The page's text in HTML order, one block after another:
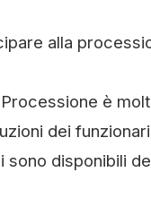
alla
è
dei
sono disponibili